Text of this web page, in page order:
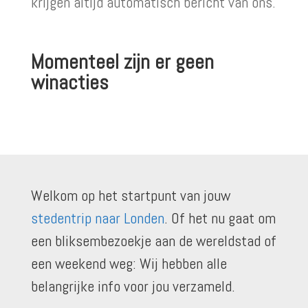
Momenteel zijn er geen
winacties
Welkom op het startpunt van jouw
stedentrip naar Londen. Of het nu gaat om
een bliksembezoekje aan de wereldstad of
een weekend weg: Wij hebben alle
belangrijke info voor jou verzameld.